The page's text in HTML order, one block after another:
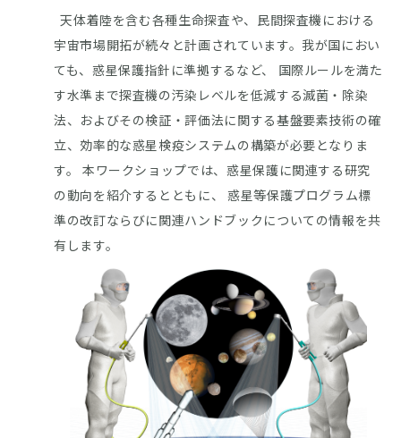
天体着陸を含む各種生命探査や、民間探査機における
宇宙市場開拓が続々と計画されています。我が国におい
ても、惑星保護指針に準拠するなど、 国際ルールを満た
す水準まで探査機の汚染レベルを低減する滅菌・除染
法、およびその検証・評価法に関する基盤要素技術の確
立、効率的な惑星検疫システムの構築が必要となりま
す。 本ワークショップでは、惑星保護に関連する研究
の動向を紹介するとともに、 惑星等保護プログラム標
準の改訂ならびに関連ハンドブックについての情報を共
有します。